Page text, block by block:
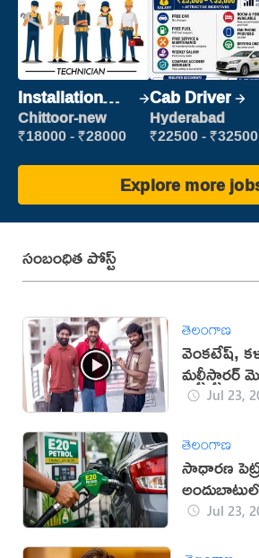
Installation
Engineer/
Helper
Chittoor-new
₹18000 - ₹28000
Cab Driver
Hyderabad
₹22500 - ₹32500
Explore more
సంబంధిత పోస్ట్
తెలంగాణ
వెంకటేష్,
మల్టీస్టారర్
Jul 23,
తెలంగాణ
సాధారణ
లేదు: కేంద్రం
Jul 23,